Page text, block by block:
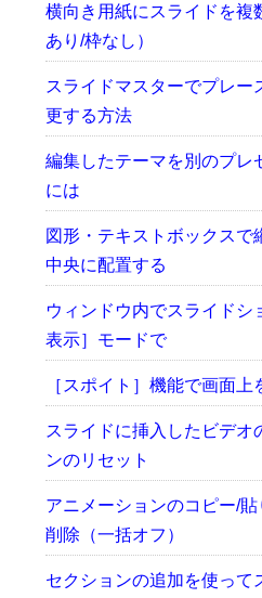
横向き用紙にスライドを複
あり/枠なし）
スライドマスターでプレ
更する方法
編集したテーマを別のプレ
には
図形・テキストボックス
中央に配置する
ウィンドウ内でスライドシ
表示］モードで
［スポイト］機能で画面
スライドに挿入したビデオ
ンのリセット
アニメーションのコピー/
削除（一括オフ）
セクションの追加を使って